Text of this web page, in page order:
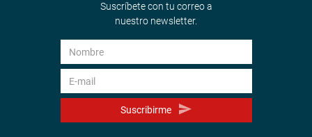
Suscríbete con tu correo a
nuestro newsletter.
Suscribirme